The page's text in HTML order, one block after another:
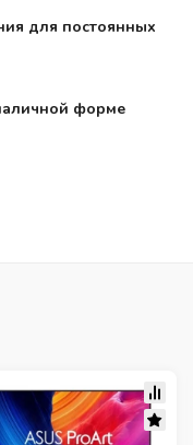
для постоянных
форме